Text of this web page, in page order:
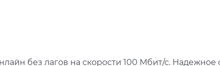
без лагов на скорости 100 Мбит/с.